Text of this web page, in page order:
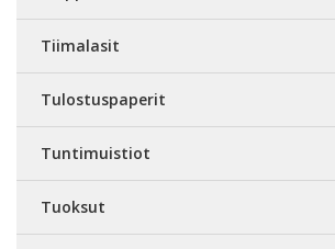
Tiimalasit
Tulostuspaperit
Tuntimuistiot
Tuoksut